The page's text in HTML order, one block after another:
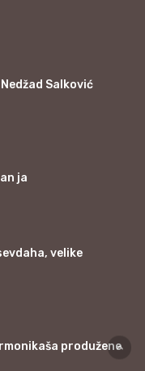
Salković
ja
velike
produžene